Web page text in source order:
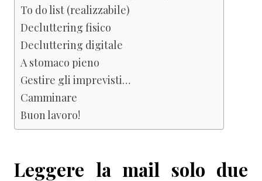
To do list (realizzabile)
Decluttering fisico
Decluttering digitale
A stomaco pieno
Gestire gli imprevisti…
Camminare
Buon lavoro!
Leggere la mail solo due